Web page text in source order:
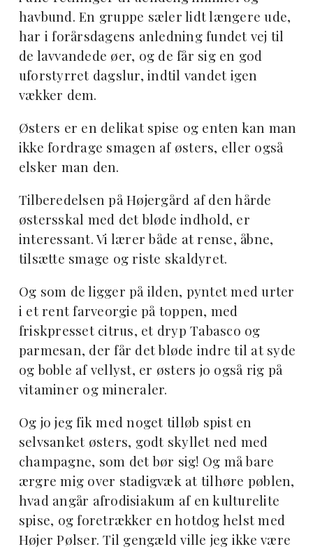
havbund. En gruppe sæler lidt længere ude,
har i forårsdagens anledning fundet vej til
de lavvandede øer, og de får sig en god
uforstyrret dagslur, indtil vandet igen
vækker dem.
Østers er en delikat spise og enten kan man
ikke fordrage smagen af østers, eller også
elsker man den.
Tilberedelsen på Højergård af den hårde
østersskal med det bløde indhold, er
interessant. Vi lærer både at rense, åbne,
tilsætte smage og riste skaldyret.
Og som de ligger på ilden, pyntet med urter
i et rent farveorgie på toppen, med
friskpresset citrus, et dryp Tabasco og
parmesan, der får det bløde indre til at syde
og boble af vellyst, er østers jo også rig på
vitaminer og mineraler.
Og jo jeg fik med noget tilløb spist en
selvsanket østers, godt skyllet ned med
champagne, som det bør sig! Og må bare
ærgre mig over stadigvæk at tilhøre pøblen,
hvad angår afrodisiakum af en kulturelite
spise, og foretrækker en hotdog helst med
Højer Pølser. Til gengæld ville jeg ikke være